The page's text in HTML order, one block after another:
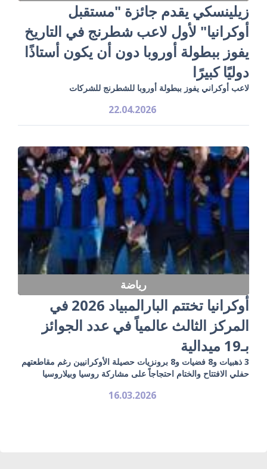
زيلينسكي يقدم جائزة "مستقبل
أوكرانيا" لأول لاعب شطرنج في التاريخ
يفوز ببطولة أوروبا دون أن يكون أستاذًا
دوليًا كبيرًا
لاعب أوكراني يفوز ببطولة أوروبا للشطرنج للشركات
22.04.2026
رياضة
أوكرانيا تختتم البارالمبياد 2026 في
المركز الثالث عالمياً في عدد الجوائز
بـ19 ميدالية
3 ذهبيات و8 فضيات و8 برونزيات حصيلة الأوكرانيين رغم مقاطعتهم
حفلي الافتتاح والختام احتجاجاً على مشاركة روسيا وبيلاروسيا
16.03.2026